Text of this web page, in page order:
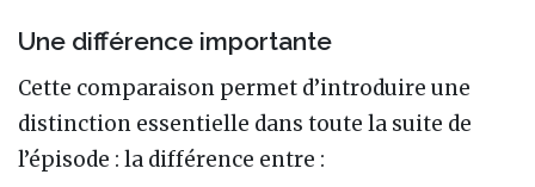
Une différence importante
Cette comparaison permet d’introduire une
distinction essentielle dans toute la suite de
l’épisode : la différence entre :